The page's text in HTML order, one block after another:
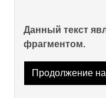
Данный текст
фрагментом.
Продолжение